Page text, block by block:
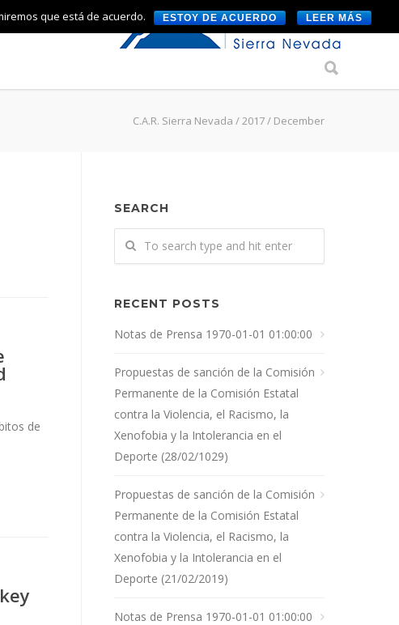
C.A.R. Sierra Nevada /2017/ December
de
SEARCH
RECENT POSTS
Notas de Prensa 1970-01-01 01:00:00
Propuestas de sanción de la Comisión
Permanente de la Comisión Estatal
contra la Violencia, el Racismo, la
Xenofobia y la Intolerancia en el
Deporte (28/02/1029)
Propuestas de sanción de la Comisión
Permanente de la Comisión Estatal
contra la Violencia, el Racismo, la
Xenofobia y la Intolerancia en el
Deporte (21/02/2019)
Notas de Prensa 1970-01-01 01:00:00
que está de acuerdo. ESTOY DE ACUERDO LEER MÁS